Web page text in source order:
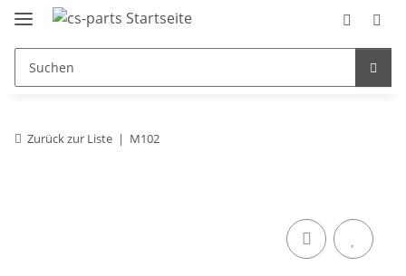
Zurück zur Liste M102